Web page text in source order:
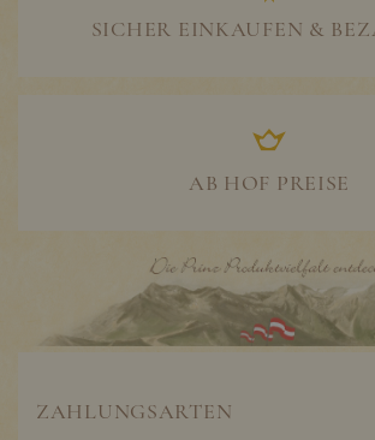
SICHER EINKAUFEN &
AB HOF PREISE
ZAHLUNGSARTEN